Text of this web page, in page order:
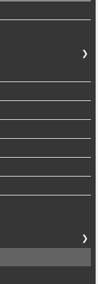
❯
❯